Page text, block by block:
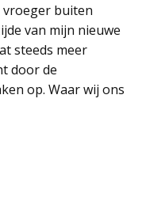
buiten
van mijn nieuwe
steeds meer
door de
op. Waar wij ons